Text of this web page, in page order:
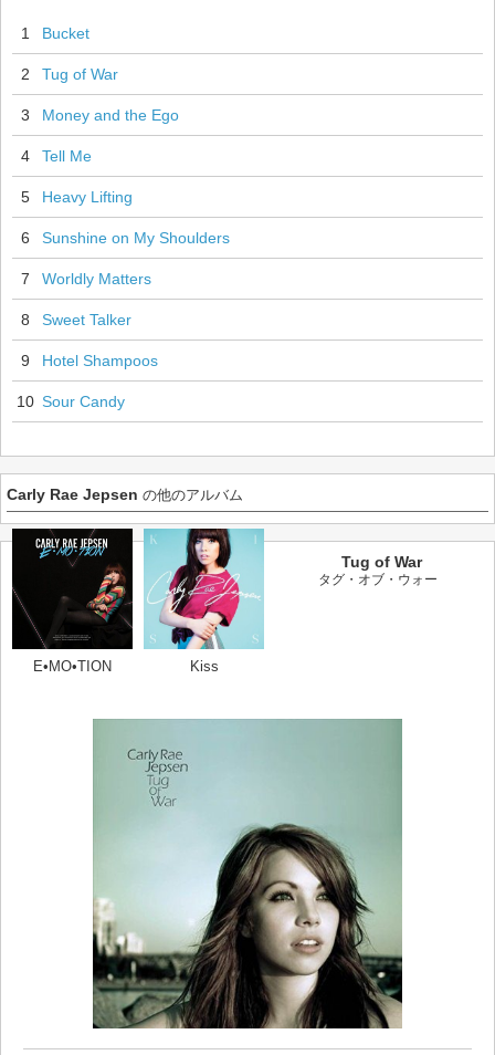
1 Bucket
2 Tug of War
3 Money and the Ego
4 Tell Me
5 Heavy Lifting
6 Sunshine on My Shoulders
7 Worldly Matters
8 Sweet Talker
9 Hotel Shampoos
10 Sour Candy
Carly Rae Jepsen の他のアルバム
E•MO•TION Kiss
Tug of War
タグ・オブ・ウォー